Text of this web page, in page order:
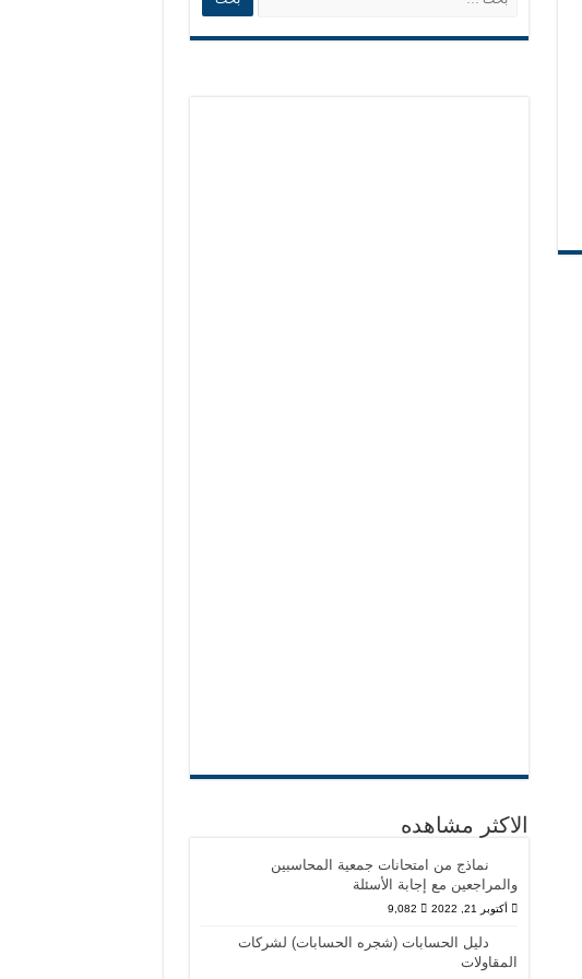
الاكثر مشاهده
نماذج من امتحانات جمعية المحاسبين
والمراجعين مع إجابة الأسئلة
أكتوبر 21, 2022 9,082
دليل الحسابات (شجره الحسابات) لشركات
المقاولات